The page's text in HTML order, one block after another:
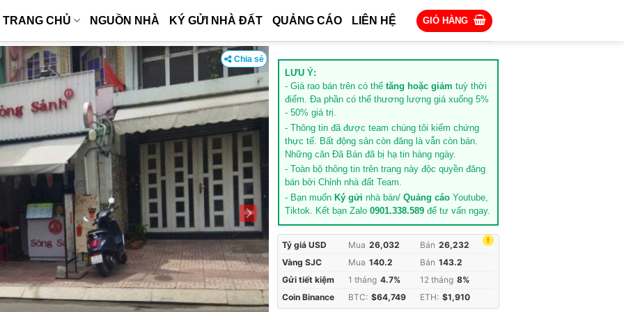
TRANG CHỦ NGUỒN NHÀ KÝ GỬI NHÀ ĐẤT QUẢNG CÁO LIÊN HỆ GIỎ HÀNG
Chia sẻ
LƯU Ý:
- Giá rao bán trên có thể tăng hoặc giảm tuỳ thời
điểm. Đa phần có thể thương lượng giá xuống 5%
- 50% giá trị.
- Thông tin đã được team chúng tôi kiểm chứng
thực tế. Bất động sản còn đăng là vẫn còn bán.
Những căn Đã Bán đã bị hạ tin hàng ngày.
- Toàn bộ thông tin trên trang này độc quyền đăng
bán bởi Chỉnh nhà đất Team.
- Bạn muốn Ký gửi nhà bán/ Quảng cáo Youtube,
Tiktok. Kết bạn Zalo 0901.338.589 để tư vấn ngay.
!
Tỷ giá USD Mua 26,032 Bán 26,232
Vàng SJC
Mua 140.2 Bán 143.2
Gửi tiết kiệm
1 tháng 4.7% 12 tháng 8%
Coin Binance
BTC: $64,749 ETH: $1,910